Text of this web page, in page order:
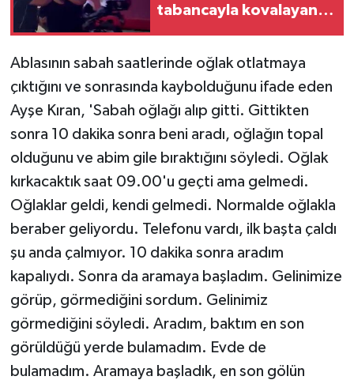
tabancayla kovalayan
Ablasının sabah saatlerinde oğlak otlatmaya
çıktığını ve sonrasında kaybolduğunu ifade eden
Ayşe Kıran, 'Sabah oğlağı alıp gitti. Gittikten
sonra 10 dakika sonra beni aradı, oğlağın topal
olduğunu ve abim gile bıraktığını söyledi. Oğlak
kırkacaktık saat 09.00'u geçti ama gelmedi.
Oğlaklar geldi, kendi gelmedi. Normalde oğlakla
beraber geliyordu. Telefonu vardı, ilk başta çaldı
şu anda çalmıyor. 10 dakika sonra aradım
kapalıydı. Sonra da aramaya başladım. Gelinimize
görüp, görmediğini sordum. Gelinimiz
görmediğini söyledi. Aradım, baktım en son
görüldüğü yerde bulamadım. Evde de
bulamadım. Aramaya başladık, en son gölün